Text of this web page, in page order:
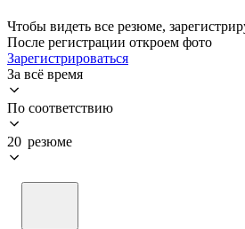
Чтобы видеть все резюме,
После регистрации откроем фото
Зарегистрироваться
За всё время
По соответствию
20 резюме